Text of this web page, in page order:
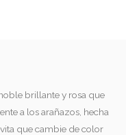
brillante y rosa que
a los arañazos, hecha
que cambie de color